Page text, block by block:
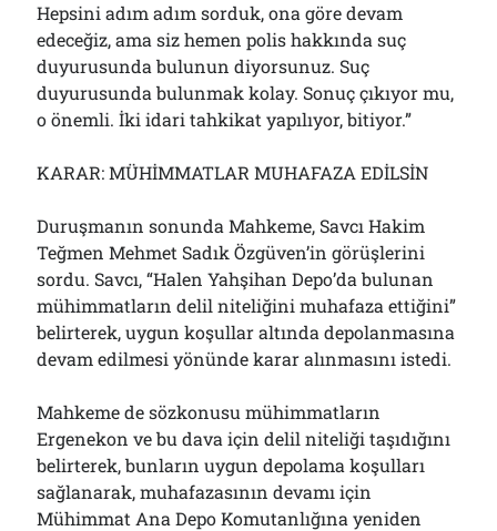
Hepsini adım adım sorduk, ona göre devam
edeceğiz, ama siz hemen polis hakkında suç
duyurusunda bulunun diyorsunuz. Suç
duyurusunda bulunmak kolay. Sonuç çıkıyor mu,
o önemli. İki idari tahkikat yapılıyor, bitiyor.”
KARAR: MÜHİMMATLAR MUHAFAZA EDİLSİN
Duruşmanın sonunda Mahkeme, Savcı Hakim
Teğmen Mehmet Sadık Özgüven’in görüşlerini
sordu. Savcı, “Halen Yahşihan Depo’da bulunan
mühimmatların delil niteliğini muhafaza ettiğini”
belirterek, uygun koşullar altında depolanmasına
devam edilmesi yönünde karar alınmasını istedi.
Mahkeme de sözkonusu mühimmatların
Ergenekon ve bu dava için delil niteliği taşıdığını
belirterek, bunların uygun depolama koşulları
sağlanarak, muhafazasının devamı için
Mühimmat Ana Depo Komutanlığına yeniden